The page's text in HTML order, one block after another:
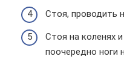
Стоя, проводить
Стоя на коленях
поочередно ноги